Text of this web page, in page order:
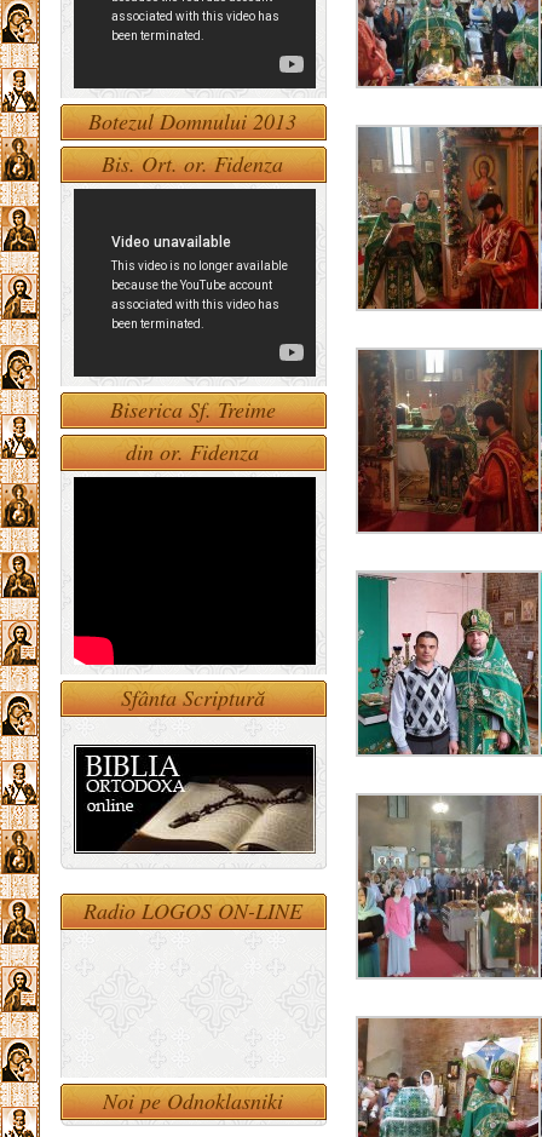
Botezul Domnului 2013
Bis. Ort. or. Fidenza
Biserica Sf. Treime
din or. Fidenza
Sfânta Scriptură
Radio LOGOS ON-LINE
Noi pe Odnoklasniki